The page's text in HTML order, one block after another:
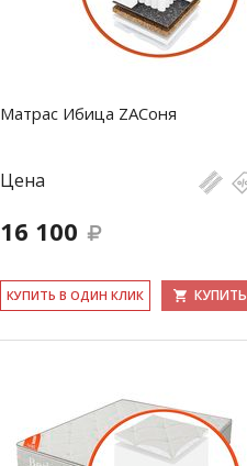
Матрас Ибица ZAСоня
Цена
16 100
КУ­ПИТЬ В ОДИН КЛИК КУПИТЬ